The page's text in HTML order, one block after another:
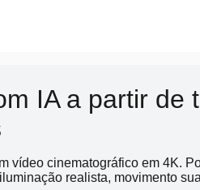
IA a partir de
vídeo cinematográfico em 4K.
realista, movimento